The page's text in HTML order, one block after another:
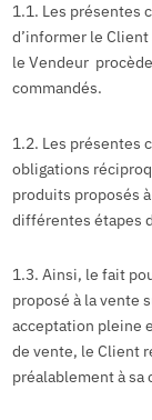
1.1. Les présentes
d’informer le
le Vendeur
commandés.
1.2. Les présentes
obligations
produits proposés
différentes étapes
1.3. Ainsi, le fait
proposé à la vente
acceptation pleine
de vente, le Client
préalablement à sa